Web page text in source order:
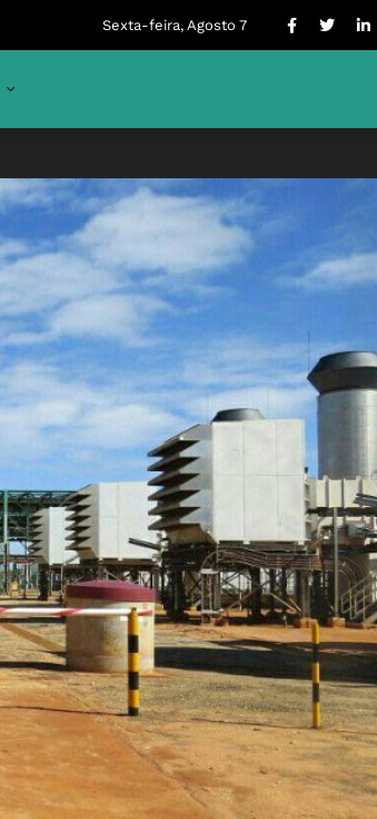
Sexta-feira, Agosto 7